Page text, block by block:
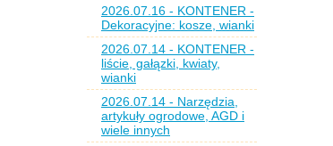
2026.07.16 - KONTENER -
Dekoracyjne: kosze, wianki
2026.07.14 - KONTENER -
liście, gałązki, kwiaty,
wianki
2026.07.14 - Narzędzia,
artykuły ogrodowe, AGD i
wiele innych